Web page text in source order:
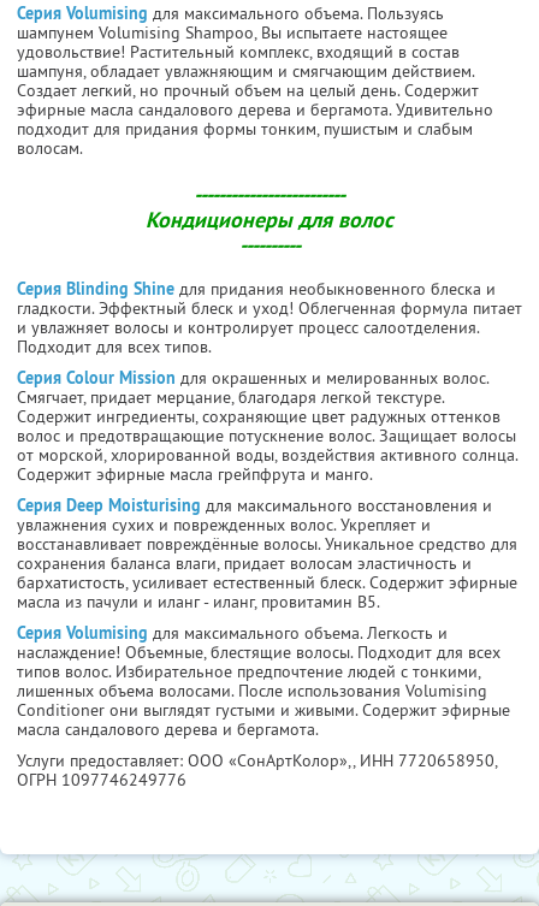
Серия Volumising для максимального объема. Пользуясь
шампунем Volumising Shampoo, Вы испытаете настоящее
удовольствие! Растительный комплекс, входящий в состав
шампуня, обладает увлажняющим и смягчающим действием.
Создает легкий, но прочный объем на целый день. Содержит
эфирные масла сандалового дерева и бергамота. Удивительно
подходит для придания формы тонким, пушистым и слабым
волосам.
-------------------------
Кондиционеры для волос
----------
Серия Blinding Shine для придания необыкновенного блеска и
гладкости. Эффектный блеск и уход! Облегченная формула питает
и увлажняет волосы и контролирует процесс салоотделения.
Подходит для всех типов.
Серия Colour Mission для окрашенных и мелированных волос.
Смягчает, придает мерцание, благодаря легкой текстуре.
Содержит ингредиенты, сохраняющие цвет радужных оттенков
волос и предотвращающие потускнение волос. Защищает волосы
от морской, хлорированной воды, воздействия активного солнца.
Содержит эфирные масла грейпфрута и манго.
Серия Deep Moisturising для максимального восстановления и
увлажнения сухих и поврежденных волос. Укрепляет и
восстанавливает повреждённые волосы. Уникальное средство для
сохранения баланса влаги, придает волосам эластичность и
бархатистость, усиливает естественный блеск. Содержит эфирные
масла из пачули и иланг - иланг, провитамин В5.
Серия Volumising для максимального объема. Легкость и
наслаждение! Объемные, блестящие волосы. Подходит для всех
типов волос. Избирательное предпочтение людей с тонкими,
лишенных объема волосами. После использования Volumising
Conditioner они выглядят густыми и живыми. Содержит эфирные
масла сандалового дерева и бергамота.
Услуги предоставляет: ООО «СонАртКолор»,, ИНН 7720658950,
ОГРН 1097746249776